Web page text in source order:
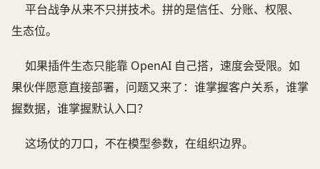
平台战争从来不只拼技术。拼的是信任、分账、权限、
生态位。
如果插件生态只能靠 OpenAI 自己搭，速度会受限。如
果伙伴愿意直接部署，问题又来了：谁掌握客户关系，谁掌
握数据，谁掌握默认入口？
这场仗的刀口，不在模型参数，在组织边界。